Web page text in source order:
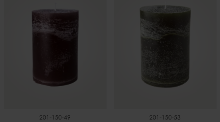
201-150-49 201-150-53